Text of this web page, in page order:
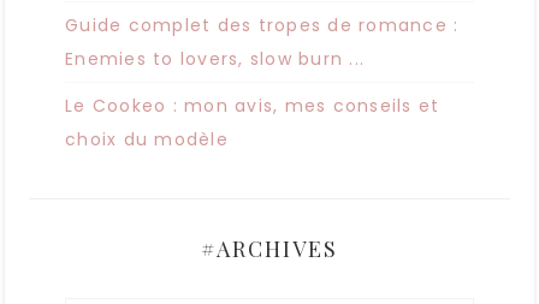
Guide complet des tropes de romance :
Enemies to lovers, slow burn ...
Le Cookeo : mon avis, mes conseils et
choix du modèle
#ARCHIVES